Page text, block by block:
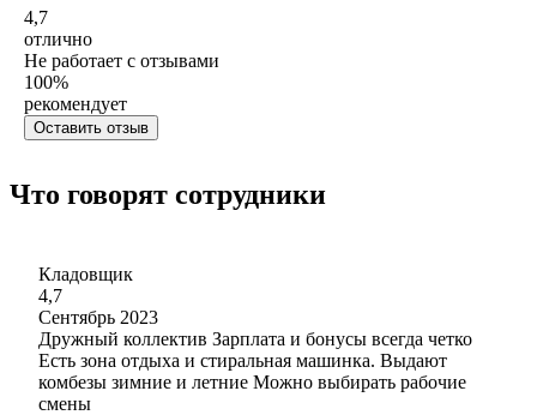
4,7
отлично
Не работает с отзывами
100%
рекомендует
Оставить отзыв
Что говорят сотрудники
Кладовщик
4,7
Сентябрь 2023
Дружный коллектив Зарплата и бонусы всегда четко
Есть зона отдыха и стиральная машинка. Выдают
комбезы зимние и летние Можно выбирать рабочие
смены